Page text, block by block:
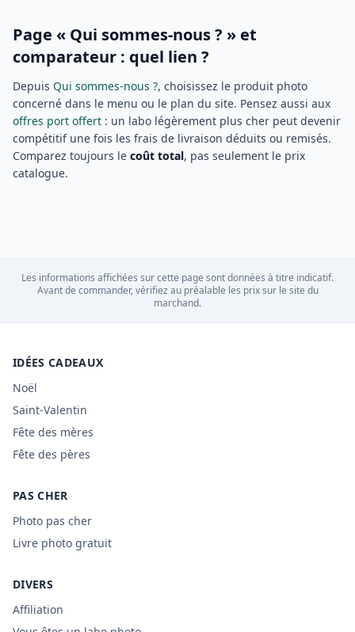
Page « Qui sommes-nous ? » et
comparateur : quel lien ?
Depuis Qui sommes-nous ?, choisissez le produit photo
concerné dans le menu ou le plan du site. Pensez aussi aux
offres port offert : un labo légèrement plus cher peut devenir
compétitif une fois les frais de livraison déduits ou remisés.
Comparez toujours le coût total, pas seulement le prix
catalogue.
Les informations affichées sur cette page sont données à titre indicatif.
Avant de commander, vérifiez au préalable les prix sur le site du
marchand.
IDÉES CADEAUX
Noël
Saint-Valentin
Fête des mères
Fête des pères
PAS CHER
Photo pas cher
Livre photo gratuit
DIVERS
Affiliation